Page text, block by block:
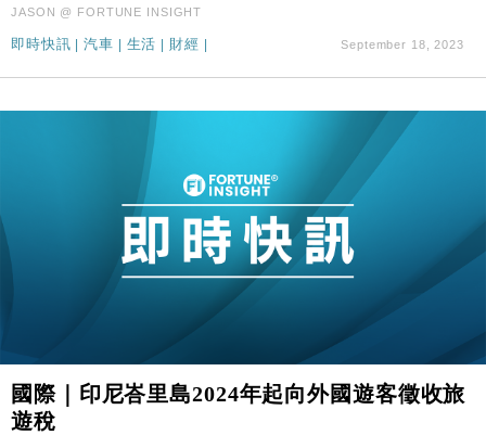
財經｜滙控重啟最多10億美元回購 派息比率目標維持
50%
JASON @ FORTUNE INSIGHT
即時快訊 |汽車 | 生活 | 財經 | September 18, 2023
國際｜印尼峇里島2024年起向外國遊客徵收旅
遊稅